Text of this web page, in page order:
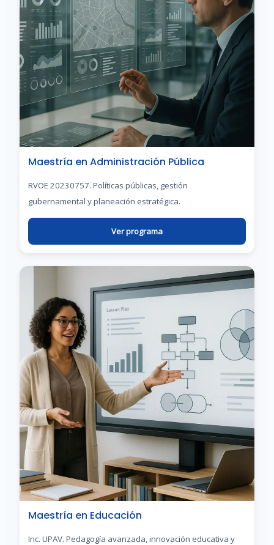
Maestría en Administración Pública
RVOE 20230757. Políticas públicas, gestión
gubernamental y planeación estratégica.
Ver programa
Maestría en Educación
Inc. UPAV. Pedagogía avanzada, innovación educativa y